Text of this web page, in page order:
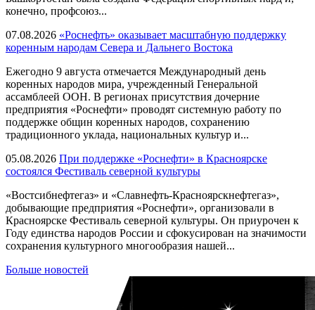
конечно, профсоюз...
07.08.2026 «Роснефть» оказывает масштабную поддержку
коренным народам Севера и Дальнего Востока
Ежегодно 9 августа отмечается Международный день
коренных народов мира, учрежденный Генеральной
ассамблеей ООН. В регионах присутствия дочерние
предприятия «Роснефти» проводят системную работу по
поддержке общин коренных народов, сохранению
традиционного уклада, национальных культур и...
05.08.2026 При поддержке «Роснефти» в Красноярске
состоялся Фестиваль северной культуры
«Востсибнефтегаз» и «Славнефть-Красноярскнефтегаз»,
добывающие предприятия «Роснефти», организовали в
Красноярске Фестиваль северной культуры. Он приурочен к
Году единства народов России и сфокусирован на значимости
сохранения культурного многообразия нашей...
Больше новостей